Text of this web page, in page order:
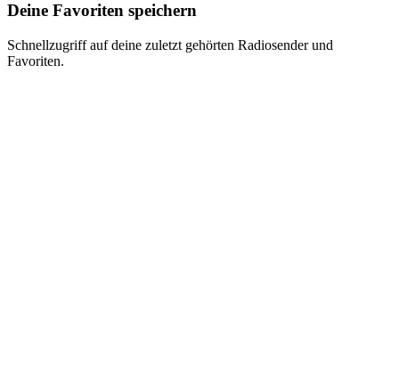
Deine Favoriten speichern
Schnellzugriff auf deine zuletzt gehörten Radiosender und
Favoriten.